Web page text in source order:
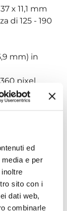
ed
e per
sito con i
dati web,
combinarle
x 11,1 mm
di 125 - 190
mm) in
pixel
smartwatch:
energetico:
20 ore
proprietario